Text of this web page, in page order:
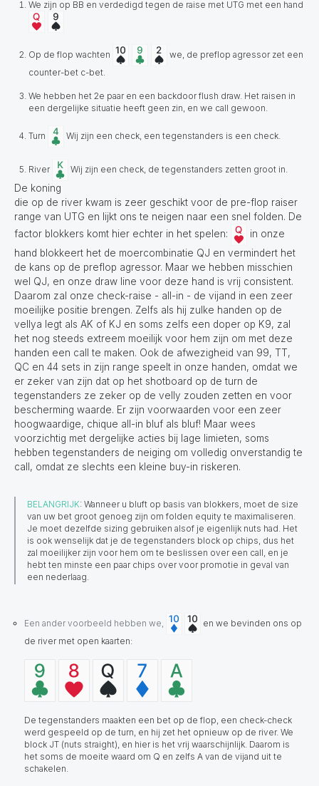
We zijn op BB en verdedigd tegen de raise met UTG met een hand
Op de flop wachten
we, de preflop agressor zet een
counter-bet c-bet.
We hebben het 2e paar en een backdoor flush draw. Het raisen in
een dergelijke situatie heeft geen zin, en we call gewoon.
Turn Wij zijn een check, een tegenstanders is een check.
River Wij zijn een check, de tegenstanders zetten groot in.
De koning
die op de river kwam is zeer geschikt voor de pre-flop raiser
range van UTG en lijkt ons te neigen naar een snel folden. De
factor blokkers komt hier echter in het spelen:
in onze
hand blokkeert het de moercombinatie QJ en vermindert het
de kans op de preflop agressor. Maar we hebben misschien
wel QJ, en onze draw line voor deze hand is vrij consistent.
Daarom zal onze check-raise - all-in - de vijand in een zeer
moeilijke positie brengen. Zelfs als hij zulke handen op de
vellya legt als AK of KJ en soms zelfs een doper op K9, zal
het nog steeds extreem moeilijk voor hem zijn om met deze
handen een call te maken. Ook de afwezigheid van 99, TT,
QC en 44 sets in zijn range speelt in onze handen, omdat we
er zeker van zijn dat op het shotboard op de turn de
tegenstanders ze zeker op de velly zouden zetten en voor
bescherming waarde. Er zijn voorwaarden voor een zeer
hoogwaardige, chique all-in bluf als bluf! Maar wees
voorzichtig met dergelijke acties bij lage limieten, soms
hebben tegenstanders de neiging om volledig onverstandig te
call, omdat ze slechts een kleine buy-in riskeren.
BELANGRIJK: Wanneer u bluft op basis van blokkers, moet de size
van uw bet groot genoeg zijn om folden equity te maximaliseren.
Je moet dezelfde sizing gebruiken alsof je eigenlijk nuts had. Het
is ook wenselijk dat je de tegenstanders block op chips, dus het
zal moeilijker zijn voor hem om te beslissen over een call, en je
hebt ten minste een paar chips over voor promotie in geval van
een nederlaag.
Een ander voorbeeld hebben we,
en we bevinden ons op
de river met open kaarten:
De tegenstanders maakten een bet op de flop, een check-check
werd gespeeld op de turn, en hij zet het opnieuw op de river. We
block JT (nuts straight), en hier is het vrij waarschijnlijk. Daarom is
het soms de moeite waard om Q en zelfs A van de vijand uit te
schakelen.